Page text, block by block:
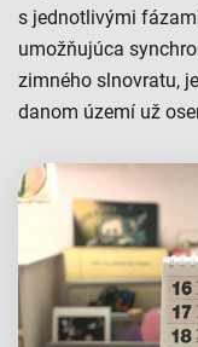
s jednotlivými
umožňujúca
zimného slnovratu,
danom území už